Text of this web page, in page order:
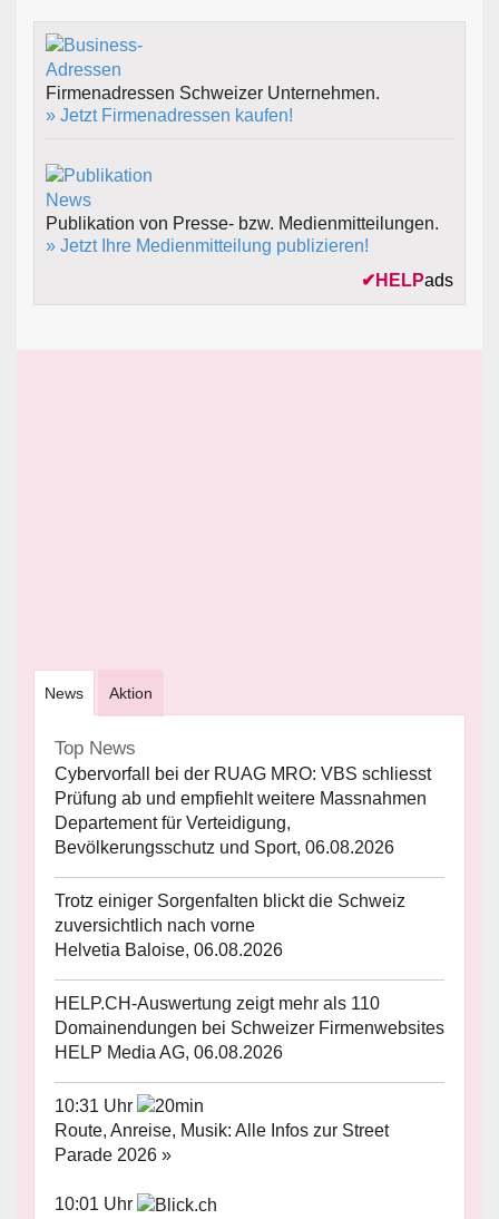
Firmenadressen Schweizer Unternehmen.
» Jetzt Firmenadressen kaufen!
Publikation von Presse- bzw. Medienmitteilungen.
» Jetzt Ihre Medienmitteilung publizieren!
✔ HELPads
News Aktion
Top News
Cybervorfall bei der RUAG MRO: VBS schliesst
Prüfung ab und empfiehlt weitere Massnahmen
Departement für Verteidigung,
Bevölkerungsschutz und Sport, 06.08.2026
Trotz einiger Sorgenfalten blickt die Schweiz
zuversichtlich nach vorne
Helvetia Baloise, 06.08.2026
HELP.CH-Auswertung zeigt mehr als 110
Domainendungen bei Schweizer Firmenwebsites
HELP Media AG, 06.08.2026
10:31 Uhr
Route, Anreise, Musik: Alle Infos zur Street
Parade 2026 »
10:01 Uhr